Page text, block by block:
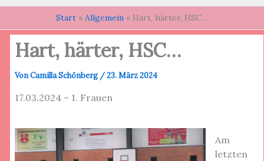
Start Allgemein Hart, härter, HSC…
Hart, härter, HSC…
VonCamilla Schönberg /23. März 2024
17.03.2024 – 1. Frauen
Am
letzten